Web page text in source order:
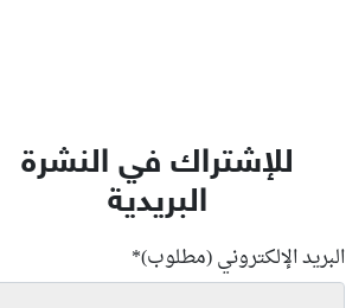
للإشتراك في النشرة
البريدية
البريد الإلكتروني (مطلوب)*